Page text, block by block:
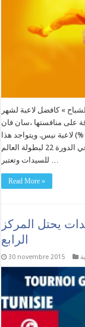
منى الشباح » كافضل لاعبة لشهر
للسيدات بنسبة 51% متفوقة على منافستها ،سان فان
الفن (39,49%) لاعبة تولوز و ألكسندرا لكرابر (16,03%) لاعبة نيس. ويتواجد هذا
الثلاثي في الدنمارك مع منتخبات بلادهم للمشاركة في الدورة 22 لبطولة العالم
للسيدات وتعتبر …
Read More »
يحتل المركز
الرابع
30 novembre 2015